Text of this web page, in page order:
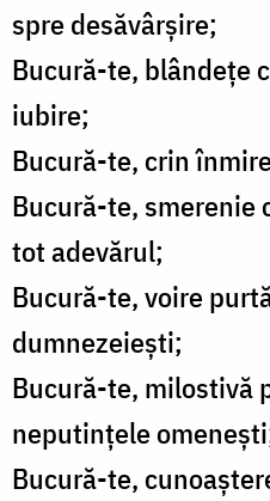
spre desăvârșire;
Bucură-te, blândețe
iubire;
Bucură-te, crin
Bucură-te, smerenie
tot adevărul;
Bucură-te, voire
dumnezeiești;
Bucură-te, milostivă
neputințele
Bucură-te,